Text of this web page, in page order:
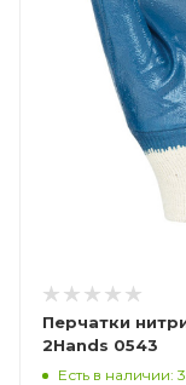
Перчатки
2Hands 0543
Есть в наличии: